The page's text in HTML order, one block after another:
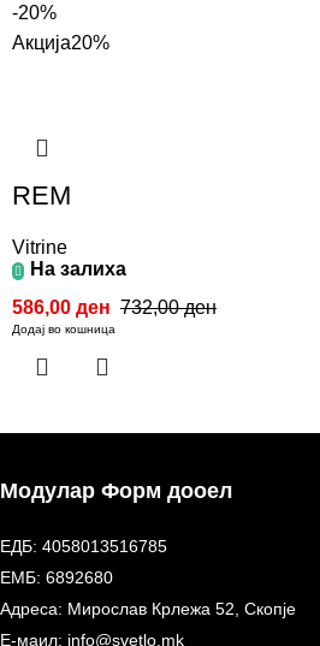
-20%
Акција20%
REM
Vitrine
На залиха
732,00ден
586,00 ден
Додај во кошница
Модулар Форм дооел
ЕДБ: 4058013516785
ЕМБ: 6892680
Адреса: Мирослав Крлежа 52, Скопје
Е-маил: info@svetlo.mk